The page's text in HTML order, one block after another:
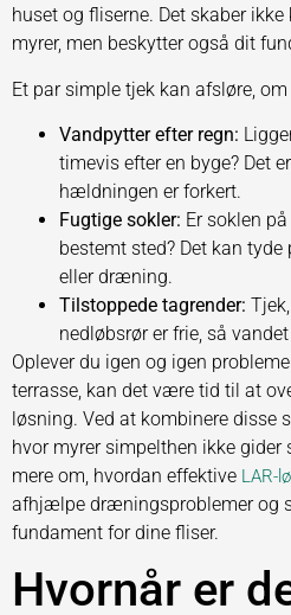
huset og fliserne. Det skaber
myrer, men beskytter også dit
Et par simple tjek kan afsløre,
Vandpytter efter regn:
timevis efter en byge? Det
hældningen er forkert.
Fugtige sokler: Er soklen
bestemt sted? Det kan
eller dræning.
Tilstoppede tagrender:
nedløbsrør er frie, så
Oplever du igen og igen
terrasse, kan det være tid til at
løsning. Ved at kombinere disse
hvor myrer simpelthen ikke
mere om, hvordan effektive LAR-
afhjælpe dræningsproblemer og
fundament for dine fliser.
Hvornår er